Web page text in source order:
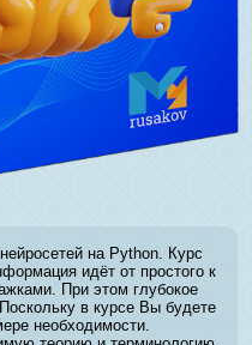
на Python. Курс
идёт от простого к
При этом глубокое
в курсе Вы будете
необходимости.